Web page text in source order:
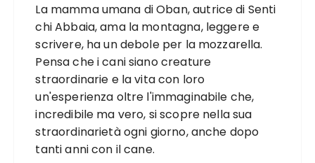
La mamma umana di Oban, autrice di Senti
chi Abbaia, ama la montagna, leggere e
scrivere, ha un debole per la mozzarella.
Pensa che i cani siano creature
straordinarie e la vita con loro
un'esperienza oltre l'immaginabile che,
incredibile ma vero, si scopre nella sua
straordinarietà ogni giorno, anche dopo
tanti anni con il cane.